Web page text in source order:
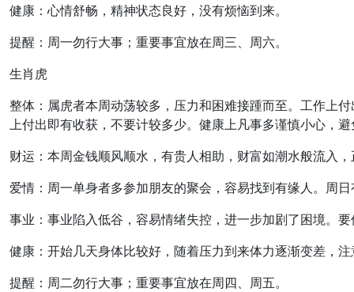
健康：心情舒畅，精神状态良好，没有烦恼到来。
提醒：周一勿行大事；重要事宜放在周三、周六。
生肖虎
整体：属虎者本周动荡较多，压力和困难接踵而至。工作上
上付出即有收获，不要计较多少。健康上凡事多谨慎小心，
财运：本周金钱顺风顺水，有贵人相助，财富如潮水般流入
爱情：周一单身者多参加朋友的聚会，容易找到有缘人。周
事业：事业陷入低谷，容易情绪失控，进一步加剧了困境。
健康：开始几天身体比较好，随着压力到来体力逐渐变差，
提醒：周二勿行大事；重要事宜放在周四、周五。